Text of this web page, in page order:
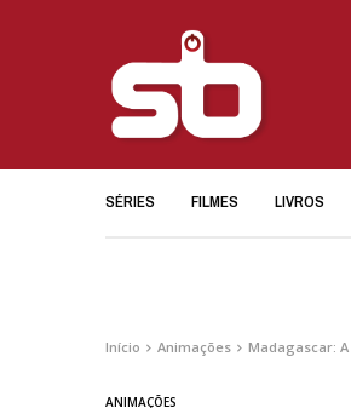
SÉRIES FILMES LIVROS
Início Animações Madagascar:
ANIMAÇÕES